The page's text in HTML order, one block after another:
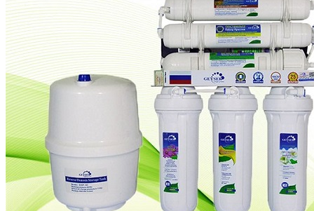
0
Cart
No products in the cart.